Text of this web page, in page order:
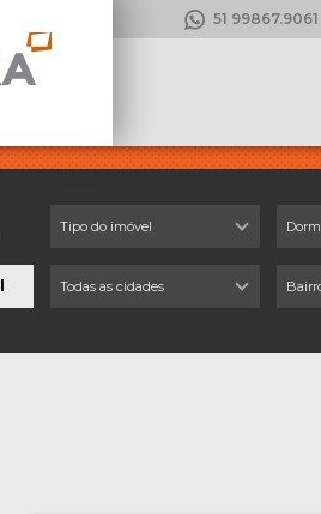
51 99867.9061
Tipo do imóvel
Todas as cidades